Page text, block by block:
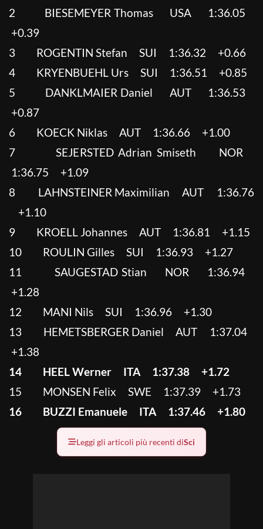
2 BIESEMEYER Thomas USA 1:36.05
+0.39
3 ROGENTIN Stefan SUI 1:36.32 +0.66
4 KRYENBUEHL Urs SUI 1:36.51 +0.85
5 DANKLMAIER Daniel AUT 1:36.53
+0.87
6 KOECK Niklas AUT 1:36.66 +1.00
7 SEJERSTED Adrian Smiseth NOR
1:36.75 +1.09
8 LAHNSTEINER Maximilian AUT 1:36.76
+1.10
9 KROELL Johannes AUT 1:36.81 +1.15
10 ROULIN Gilles SUI 1:36.93 +1.27
11 SAUGESTAD Stian NOR 1:36.94
+1.28
12 MANI Nils SUI 1:36.96 +1.30
13 HEMETSBERGER Daniel AUT 1:37.04
+1.38
14 HEEL Werner ITA 1:37.38 +1.72
15 MONSEN Felix SWE 1:37.39 +1.73
16 BUZZI Emanuele ITA 1:37.46 +1.80
Leggi gli articoli più recenti diSci